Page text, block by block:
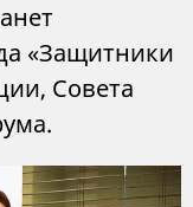
«Защитники
Совета